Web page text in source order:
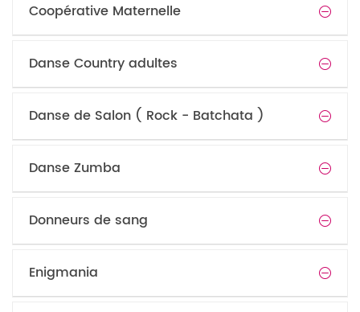
Coopérative Maternelle
Danse Country adultes
Danse de Salon ( Rock - Batchata )
Danse Zumba
Donneurs de sang
Enigmania